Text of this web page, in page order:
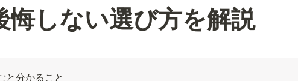
悔しない選び方を解説
と分かること